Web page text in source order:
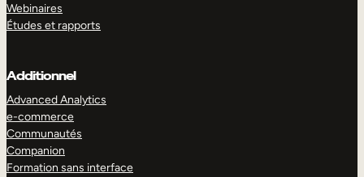
Webinaires
Études et rapports
Additionnel
Advanced Analytics
e-commerce
Communautés
Companion
Formation sans interface